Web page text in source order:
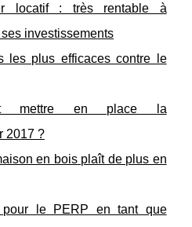
locatif : très rentable à
investissements
les plus efficaces contre le
mettre en place la
2017 ?
en bois plaît de plus en
pour le PERP en tant que